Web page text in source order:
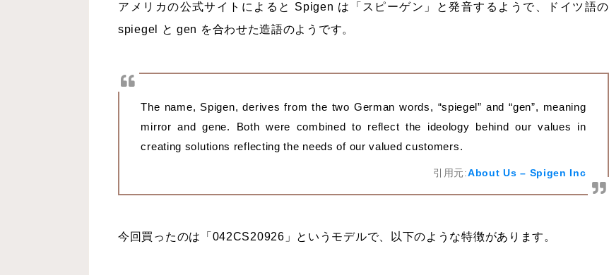
アメリカの公式サイトによると Spigen は「スピーゲン」と発音するようで、ドイツ語の
spiegel と gen を合わせた造語のようです。
The name, Spigen, derives from the two German words, “spiegel” and “gen”, meaning
mirror and gene. Both were combined to reflect the ideology behind our values in
creating solutions reflecting the needs of our valued customers.
引用元:About Us – Spigen Inc
今回買ったのは「042CS20926」というモデルで、以下のような特徴があります。